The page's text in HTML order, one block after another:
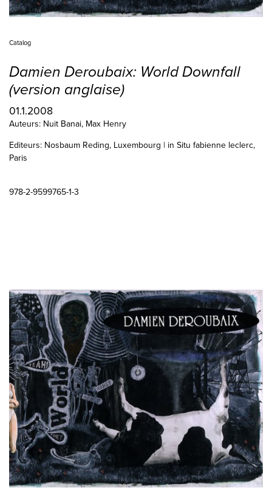
Catalog
Damien Deroubaix: World Downfall
(version anglaise)
01.1.2008
Auteurs: Nuit Banai, Max Henry
Editeurs: Nosbaum Reding, Luxembourg | in Situ fabienne leclerc,
Paris
978-2-9599765-1-3